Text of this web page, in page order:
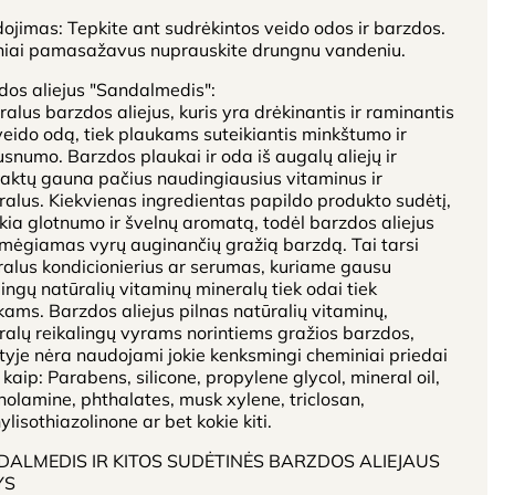
Tepkite ant sudrėkintos veido odos ir barzdos.
pamasažavus nuprauskite drungnu vandeniu.
aliejus "Sandalmedis":
barzdos aliejus, kuris yra drėkinantis ir raminantis
odą, tiek plaukams suteikiantis minkštumo ir
Barzdos plaukai ir oda iš augalų aliejų ir
gauna pačius naudingiausius vitaminus ir
Kiekvienas ingredientas papildo produkto sudėtį,
glotnumo ir švelnų aromatą, todėl barzdos aliejus
vyrų auginančių gražią barzdą. Tai tarsi
kondicionierius ar serumas, kuriame gausu
natūralių vitaminų mineralų tiek odai tiek
Barzdos aliejus pilnas natūralių vitaminų,
reikalingų vyrams norintiems gražios barzdos,
nėra naudojami jokie kenksmingi cheminiai priedai
Parabens, silicone, propylene glycol, mineral oil,
phthalates, musk xylene, triclosan,
ar bet kokie kiti.
IR KITOS SUDĖTINĖS BARZDOS ALIEJAUS